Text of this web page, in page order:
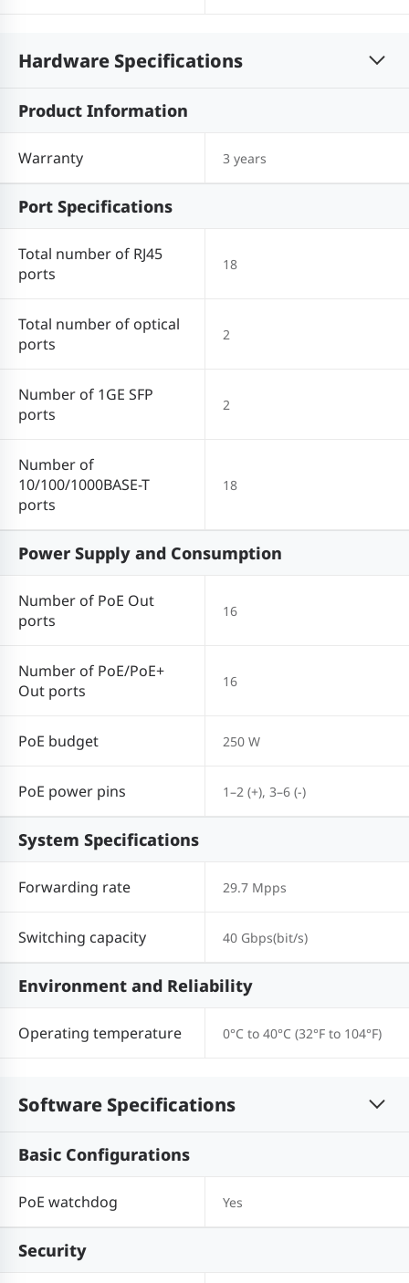
Hardware Specifications
Product Information
Warranty 3 years
Port Specifications
Total number of RJ45
ports
18
Total number of optical
ports
2
Number of 1GE SFP
ports
2
Number of
10/100/1000BASE-T
ports
18
Power Supply and Consumption
Number of PoE Out
ports
16
Number of PoE/PoE+
Out ports
16
PoE budget 250 W
PoE power pins 1–2 (+), 3–6 (-)
System Specifications
Forwarding rate 29.7 Mpps
Switching capacity 40 Gbps(bit/s)
Environment and Reliability
Operating temperature 0°C to 40°C (32°F to 104°F)
Software Specifications
Basic Configurations
PoE watchdog Yes
Security